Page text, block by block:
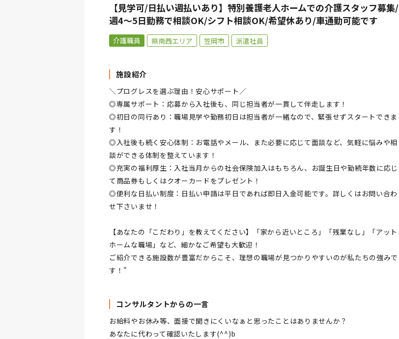
【見学可/日払い週払いあり】特別養護老人ホームでの介護スタッフ募集/
週4～5日勤務で相談OK/シフト相談OK/希望休あり/車通勤可能です
介護職員 県南西エリア 笠岡市 派遣社員
施設紹介
＼プログレスを選ぶ理由！安心サポート／
◎専属サポート：応募から入社後も、同じ担当者が一貫して伴走します！
◎初日の同行あり：職場見学や勤務初日は担当者が一緒なので、緊張せずスタートできま
す！
◎入社後も続く安心体制：お電話やメール、また必要に応じて面談など、気軽に悩みや相
談ができる体制を整えています！
◎充実の福利厚生：入社当月からの社会保険加入はもちろん、お誕生日や勤続年数に応じ
て商品券もしくはクオーカードをプレゼント！
◎便利な日払い制度：日払い申請は平日であれば即日入金可能です。詳しくはお問い合わ
せ下さいませ！
【あなたの「こだわり」を教えてください】「家から近いところ」「残業なし」「アット
ホームな職場」など、細かなご希望も大歓迎！
ご紹介できる施設数が豊富だからこそ、理想の職場が見つかりやすいのが私たちの強みで
す！"
コンサルタントからの一言
お給料やお休み等、面接で聞きにくいなぁと思ったことはありませんか？
あなたに代わって確認いたします(^^)b